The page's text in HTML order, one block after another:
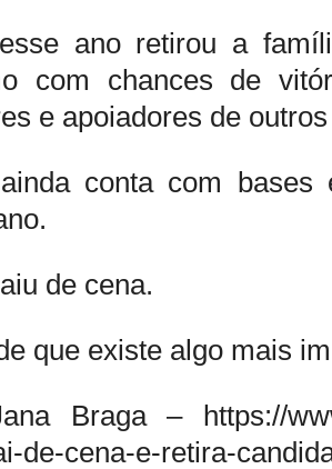
ano retirou a
com chances de
e apoiadores de
conta com bases
de cena.
que existe algo mais
Braga – https://
de-cena-e-retira-